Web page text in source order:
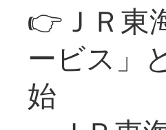
👉ＪＲ東
ービス」
始